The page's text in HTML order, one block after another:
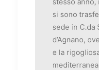
si sono
sede in C.da
d’Agnano,
e la